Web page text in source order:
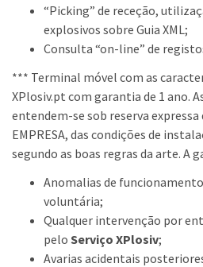
“Picking” de receção,
explosivos sobre Guia XML;
Consulta “on-line” de
*** Terminal móvel com as
XPlosiv.pt com garantia de 1 ano.
entendem-se sob reserva
EMPRESA, das condições de
segundo as boas regras da arte. A
Anomalias de
voluntária;
Qualquer intervenção por
pelo Serviço XPlosiv;
Avarias acidentais